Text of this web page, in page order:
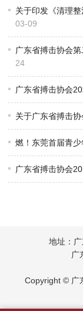
关于印发《清理
03-09
广东省搏击协会
24
广东省搏击协会
关于广东省搏击协
燃！东莞首届青
广东省搏击协会
地址：
广东省
Copyright © 广